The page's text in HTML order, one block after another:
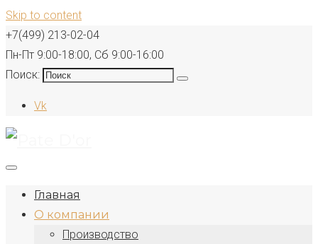
Skip to content
+7(499) 213-02-04
Пн-Пт 9:00-18:00, Сб 9:00-16:00
Поиск:
Vk
Главная
О компании
Производство